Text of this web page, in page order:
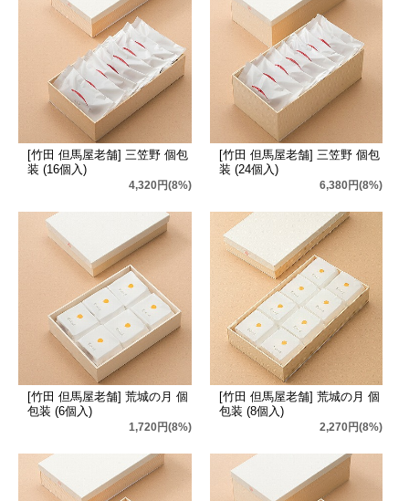
[竹田 但馬屋老舗] 三笠野 個包
装 (16個入)
4,320円(8%)
[竹田 但馬屋老舗] 三笠野 個包
装 (24個入)
6,380円(8%)
[竹田 但馬屋老舗] 荒城の月 個
包装 (6個入)
1,720円(8%)
[竹田 但馬屋老舗] 荒城の月 個
包装 (8個入)
2,270円(8%)